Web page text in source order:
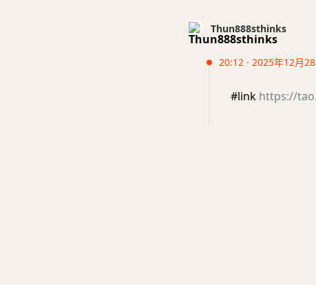
Thun888sthinks
20:12 · 2025年12月28
#link https://